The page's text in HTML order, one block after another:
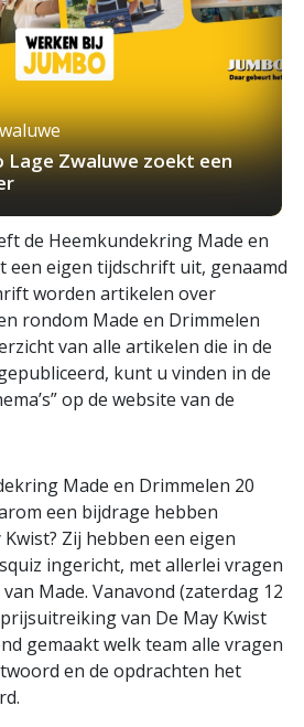
Lage Zwaluwe zoekt een
de Heemkundekring Made en
een eigen tijdschrift uit, genaamd
worden artikelen over
rondom Made en Drimmelen
van alle artikelen die in de
kunt u vinden in de
op de website van de
Made en Drimmelen 20
een bijdrage hebben
Zij hebben een eigen
ingericht, met allerlei vragen
Made. Vanavond (zaterdag 12
van De May Kwist
gemaakt welk team alle vragen
en de opdrachten het